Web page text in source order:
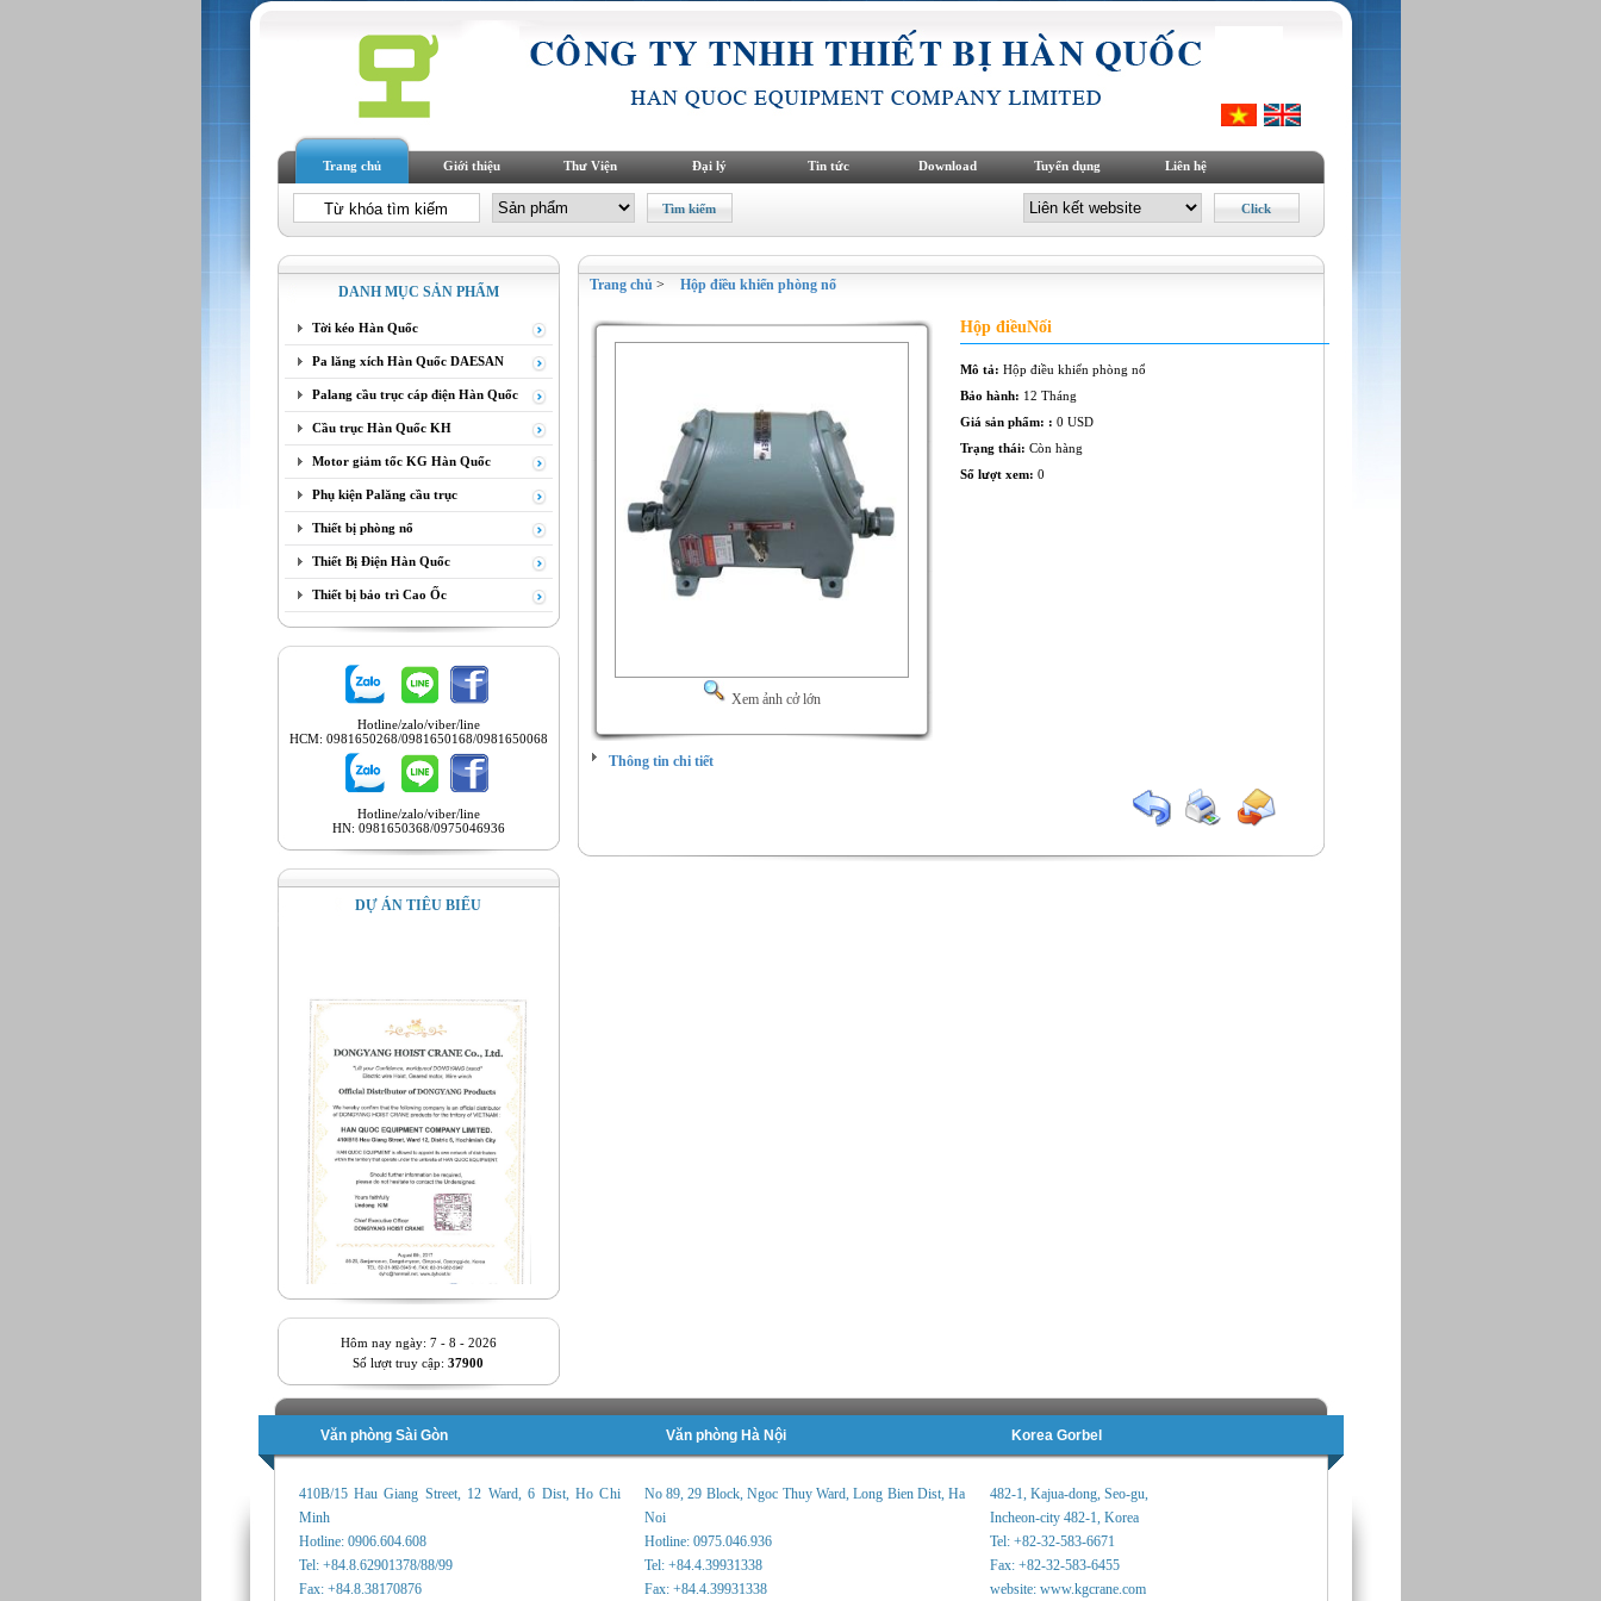
Trang chủ Giới thiệu Thư Viện Đại lý Tin tức Download Tuyển dụng Liên hệ
DANH MỤC SẢN PHẨM
Tời kéo Hàn Quốc
Pa lăng xích Hàn Quốc DAESAN
Palang cầu trục cáp điện Hàn Quốc
Cầu trục Hàn Quốc KH
Motor giảm tốc KG Hàn Quốc
Phụ kiện Palăng cầu trục
Thiết bị phòng nổ
Thiết Bị Điện Hàn Quốc
Thiết bị bảo trì Cao Ốc
Hotline/zalo/viber/line
HCM: 0981650268/0981650168/0981650068
Hotline/zalo/viber/line
HN: 0981650368/0975046936
DỰ ÁN TIÊU BIỂU
Hôm nay ngày: 7 - 8 - 2026
Số lượt truy cập: 37900
Trang chủ> Hộp điều khiển phòng nổ
Xem ảnh cở lớn
Hộp điềuNối
Mô tả: Hộp điều khiển phòng nổ
Bảo hành: 12 Tháng
Giá sản phẩm: : 0 USD
Trạng thái: Còn hàng
Số lượt xem: 0
Thông tin chi tiết
Văn phòng Sài Gòn Văn phòng Hà Nội Korea Gorbel
410B/15 Hau Giang Street, 12 Ward, 6 Dist, Ho Chi
Minh
Hotline: 0906.604.608
Tel: +84.8.62901378/88/99
Fax: +84.8.38170876
No 89, 29 Block, Ngoc Thuy Ward, Long Bien Dist, Ha
Noi
Hotline: 0975.046.936
Tel: +84.4.39931338
Fax: +84.4.39931338
482-1, Kajua-dong, Seo-gu,
Incheon-city 482-1, Korea
Tel: +82-32-583-6671
Fax: +82-32-583-6455
website: www.kgcrane.com